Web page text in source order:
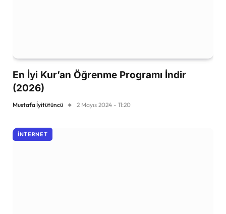
En İyi Kur’an Öğrenme Programı İndir
(2026)
Mustafa İyitütüncü 2 Mayıs 2024 - 11:20
İNTERNET